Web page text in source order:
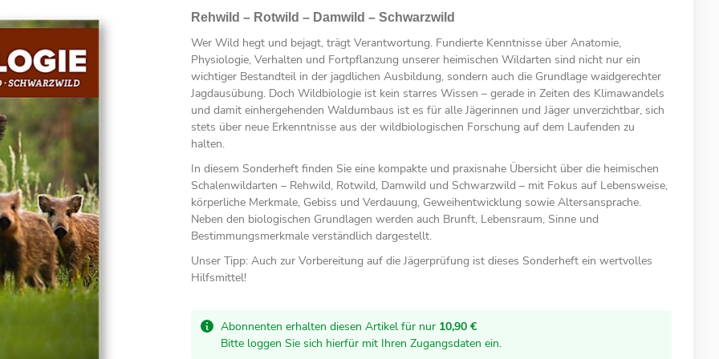
Rehwild – Rotwild – Damwild – Schwarzwild
Wer Wild hegt und bejagt, trägt Verantwortung. Fundierte Kenntnisse über Anatomie,
Physiologie, Verhalten und Fortpflanzung unserer heimischen Wildarten sind nicht nur ein
wichtiger Bestandteil in der jagdlichen Ausbildung, sondern auch die Grundlage waidgerechter
Jagdausübung. Doch Wildbiologie ist kein starres Wissen – gerade in Zeiten des Klimawandels
und damit einhergehenden Waldumbaus ist es für alle Jägerinnen und Jäger unverzichtbar, sich
stets über neue Erkenntnisse aus der wildbiologischen Forschung auf dem Laufenden zu
halten.
In diesem Sonderheft finden Sie eine kompakte und praxisnahe Übersicht über die heimischen
Schalenwildarten – Rehwild, Rotwild, Damwild und Schwarzwild – mit Fokus auf Lebensweise,
körperliche Merkmale, Gebiss und Verdauung, Geweihentwicklung sowie Altersansprache.
Neben den biologischen Grundlagen werden auch Brunft, Lebensraum, Sinne und
Bestimmungsmerkmale verständlich dargestellt.
Unser Tipp: Auch zur Vorbereitung auf die Jägerprüfung ist dieses Sonderheft ein wertvolles
Hilfsmittel!
Abonnenten erhalten diesen Artikel für nur 10,90 €
Bitte loggen Sie sich hierfür mit Ihren Zugangsdaten ein.